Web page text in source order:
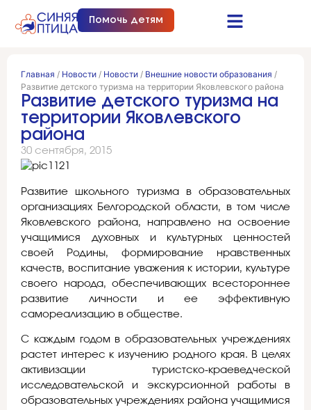
Помочь детям
Главная / Новости / Новости / Внешние новости образования /
Развитие детского туризма на территории Яковлевского района
Развитие детского туризма на
территории Яковлевского
района
30 сентября, 2015
Развитие школьного туризма в образовательных
организациях Белгородской области, в том числе
Яковлевского района, направлено на освоение
учащимися духовных и культурных ценностей
своей Родины, формирование нравственных
качеств, воспитание уважения к истории, культуре
своего народа, обеспечивающих всестороннее
развитие личности и ее эффективную
самореализацию в обществе.
С каждым годом в образовательных учреждениях
растет интерес к изучению родного края. В целях
активизации туристско-краеведческой
исследовательской и экскурсионной работы в
образовательных учреждениях района учащимися